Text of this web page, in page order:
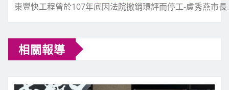
東豐快工程曾於107年底因法院撤銷環評而停工-盧秀燕市
相關報導